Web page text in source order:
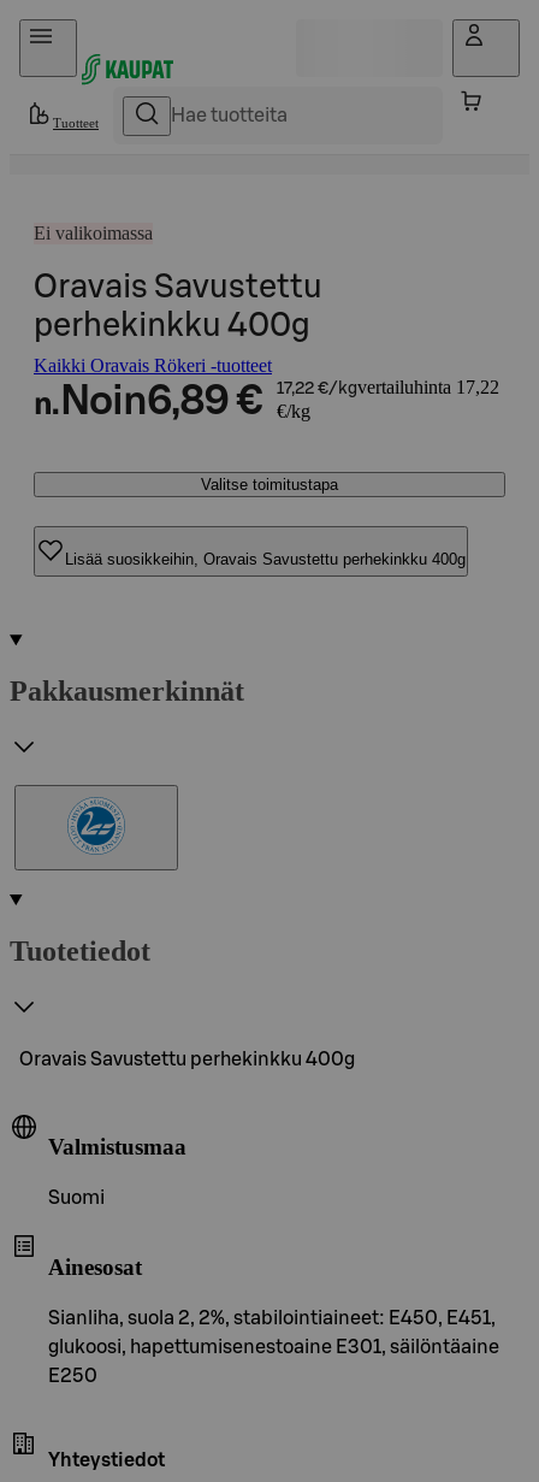
Hyppää sisältöön
Tuotteet
Ei valikoimassa
Oravais Savustettu
perhekinkku 400g
Kaikki Oravais Rökeri -tuotteet
n. Noin6,89 € 17,22 €/kgvertailuhinta 17,22
€/kg
Valitse toimitustapa
Lisää suosikkeihin, Oravais Savustettu perhekinkku 400g
Pakkausmerkinnät
Tuotetiedot
Oravais Savustettu perhekinkku 400g
Valmistusmaa
Suomi
Ainesosat
Sianliha, suola 2, 2%, stabilointiaineet: E450, E451,
glukoosi, hapettumisenestoaine E301, säilöntäaine
E250
Yhteystiedot